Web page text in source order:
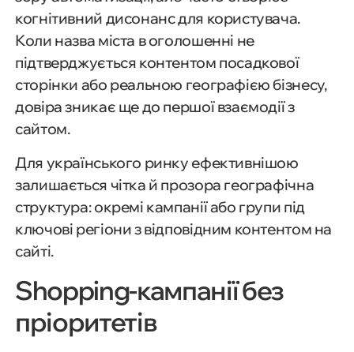
когнітивний дисонанс для користувача.
Коли назва міста в оголошенні не
підтверджується контентом посадкової
сторінки або реальною географією бізнесу,
довіра зникає ще до першої взаємодії з
сайтом.
Для українського ринку ефективнішою
залишається чітка й прозора географічна
структура: окремі кампанії або групи під
ключові регіони з відповідним контентом на
сайті.
Shopping-кампанії без
пріоритетів